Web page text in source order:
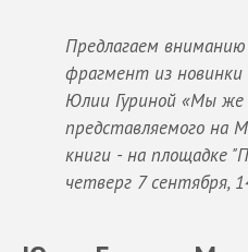
Предлагаем
фрагмент из
Юлии Гуриной «Мы же
представляемого на
книги - на площадке
четверг 7 сентября,